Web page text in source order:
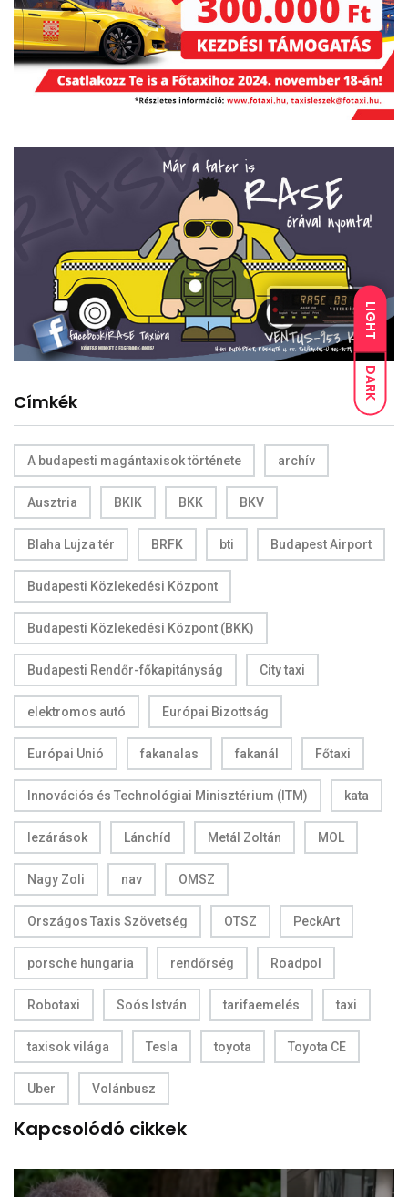
LIGHT
DARK
Címkék
A budapesti magántaxisok története archív
Ausztria BKIK BKK BKV
Blaha Lujza tér BRFK bti Budapest Airport
Budapesti Közlekedési Központ
Budapesti Közlekedési Központ (BKK)
Budapesti Rendőr-főkapitányság City taxi
elektromos autó Európai Bizottság
Európai Unió fakanalas fakanál Főtaxi
Innovációs és Technológiai Minisztérium (ITM) kata
lezárások Lánchíd Metál Zoltán MOL
Nagy Zoli nav OMSZ
Országos Taxis Szövetség OTSZ PeckArt
porsche hungaria rendőrség Roadpol
Robotaxi Soós István tarifaemelés taxi
taxisok világa Tesla toyota Toyota CE
Uber Volánbusz
Kapcsolódó cikkek